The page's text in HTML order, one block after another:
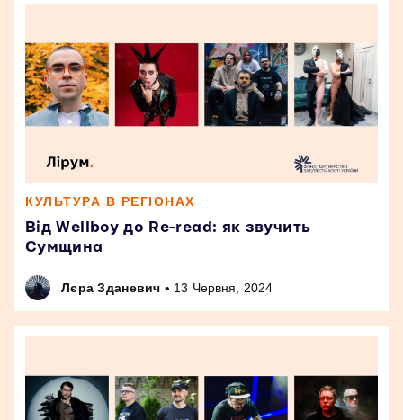
КУЛЬТУРА В РЕГІОНАХ
Від Wellboy до Re-read: як звучить
Сумщина
Лєра Зданевич • 13 Червня, 2024